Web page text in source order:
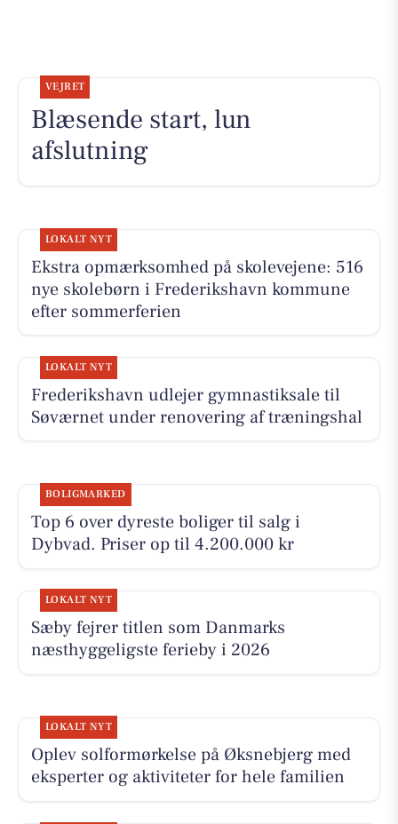
VEJRET
Blæsende start, lun
afslutning
LOKALT NYT
Ekstra opmærksomhed på skolevejene: 516
nye skolebørn i Frederikshavn kommune
efter sommerferien
LOKALT NYT
Frederikshavn udlejer gymnastiksale til
Søværnet under renovering af træningshal
BOLIGMARKED
Top 6 over dyreste boliger til salg i
Dybvad. Priser op til 4.200.000 kr
LOKALT NYT
Sæby fejrer titlen som Danmarks
næsthyggeligste ferieby i 2026
LOKALT NYT
Oplev solformørkelse på Øksnebjerg med
eksperter og aktiviteter for hele familien